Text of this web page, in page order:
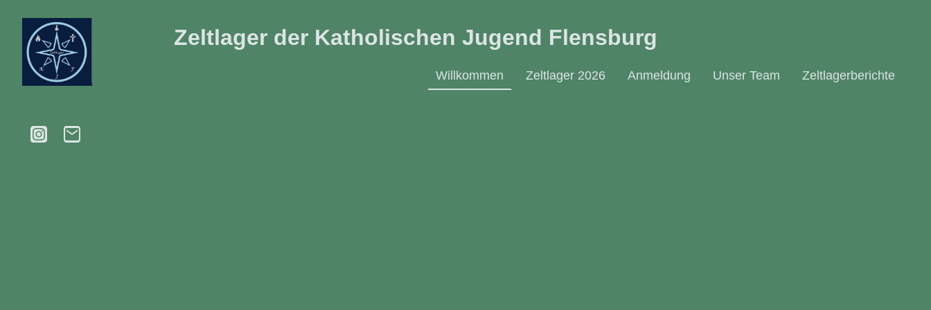
Zeltlager der Katholischen Jugend Flensburg
Willkommen Zeltlager 2026 Anmeldung Unser Team Zeltlagerberichte